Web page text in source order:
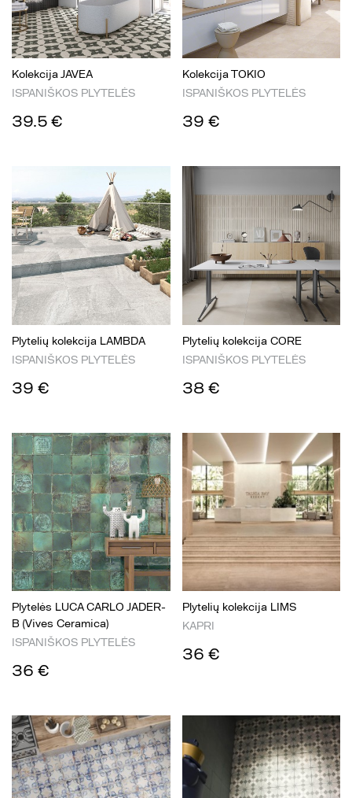
Kolekcija JAVEA
ISPANIŠKOS PLYTELĖS
39.5 €
Kolekcija TOKIO
ISPANIŠKOS PLYTELĖS
39 €
Plytelių kolekcija LAMBDA
ISPANIŠKOS PLYTELĖS
39 €
Plytelių kolekcija CORE
ISPANIŠKOS PLYTELĖS
38 €
Plytelės LUCA CARLO JADER-
B (Vives Ceramica)
ISPANIŠKOS PLYTELĖS
36 €
Plytelių kolekcija LIMS
KAPRI
36 €